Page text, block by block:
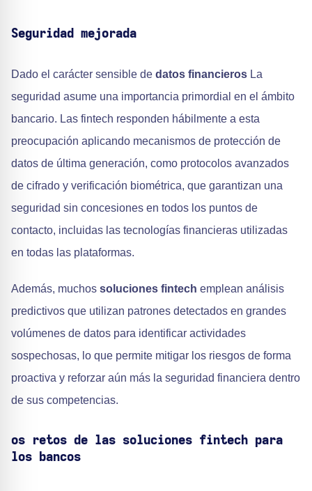
Seguridad mejorada
Dado el carácter sensible de datos financieros La
seguridad asume una importancia primordial en el ámbito
bancario. Las fintech responden hábilmente a esta
preocupación aplicando mecanismos de protección de
datos de última generación, como protocolos avanzados
de cifrado y verificación biométrica, que garantizan una
seguridad sin concesiones en todos los puntos de
contacto, incluidas las tecnologías financieras utilizadas
en todas las plataformas.
Además, muchos soluciones fintech emplean análisis
predictivos que utilizan patrones detectados en grandes
volúmenes de datos para identificar actividades
sospechosas, lo que permite mitigar los riesgos de forma
proactiva y reforzar aún más la seguridad financiera dentro
de sus competencias.
os retos de las soluciones fintech para
los bancos